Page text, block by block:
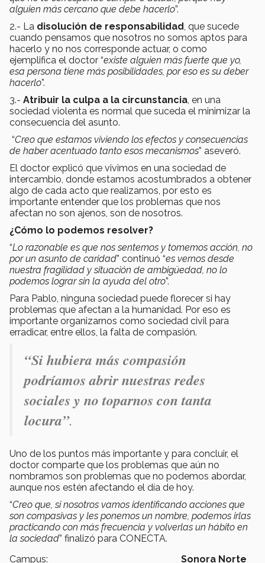
alguien más cercano que debe hacerlo”.
2.- La disolución de responsabilidad , que sucede
cuando pensamos que nosotros no somos aptos para
hacerlo y no nos corresponde actuar, o como
ejemplifica el doctor “existe alguien más fuerte que yo,
esa persona tiene más posibilidades, por eso es su deber
hacerlo”.
3.- Atribuir la culpa a la circunstancia , en una
sociedad violenta es normal que suceda el minimizar la
consecuencia del asunto.
“Creo que estamos viviendo los efectos y consecuencias
de haber acentuado tanto esos mecanismos” aseveró.
El doctor explicó que vivimos en una sociedad de
intercambio, donde estamos acostumbrados a obtener
algo de cada acto que realizamos, por esto es
importante entender que los problemas que nos
afectan no son ajenos, son de nosotros.
¿Cómo lo podemos resolver?
“Lo razonable es que nos sentemos y tomemos acción, no
por un asunto de caridad” continuó “es vernos desde
nuestra fragilidad y situación de ambigüedad, no lo
podemos lograr sin la ayuda del otro”.
Para Pablo, ninguna sociedad puede florecer si hay
problemas que afectan a la humanidad. Por eso es
importante organizarnos como sociedad civil para
erradicar, entre ellos, la falta de compasión.
“Si hubiera más compasión
podríamos abrir nuestras redes
sociales y no toparnos con tanta
locura”.
Uno de los puntos más importante y para concluir, el
doctor comparte que los problemas que aún no
nombramos son problemas que no podemos abordar,
aunque nos estén afectando el día de hoy.
“Creo que, si nosotros vamos identificando acciones que
son compasivas y les ponemos un nombre, podemos irlas
practicando con más frecuencia y volverlas un hábito en
la sociedad” finalizó para CONECTA.
Campus:
Sonora Norte